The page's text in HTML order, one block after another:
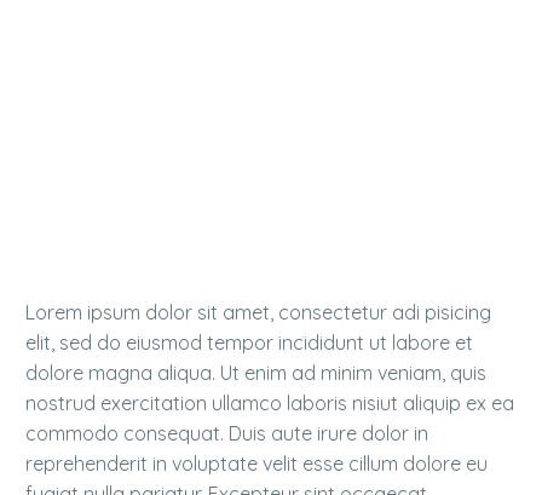
Lorem ipsum dolor sit amet, consectetur adi pisicing
elit, sed do eiusmod tempor incididunt ut labore et
dolore magna aliqua. Ut enim ad minim veniam, quis
nostrud exercitation ullamco laboris nisiut aliquip ex ea
commodo consequat. Duis aute irure dolor in
reprehenderit in voluptate velit esse cillum dolore eu